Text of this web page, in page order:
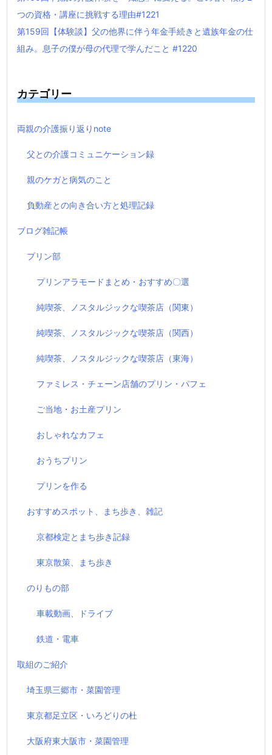
つの資格・講座に挑戦する理由#1221
第159回【体験談】父の他界に伴う年金手続きと遺族年金の仕
組み。息子の僕が母の代理で学んだこと #1220
カテゴリー
両親の介護振り返りnote
父との介護コミュニケーション録
親のケガと病気のこと
負動産との向き合い方と処理記録
ブログ雑記帳
プリン部
プリンアラモードまとめ・おすすめ〇選
純喫茶、ノスタルジックな喫茶店（関東）
純喫茶、ノスタルジックな喫茶店（関西）
純喫茶、ノスタルジックな喫茶店（東海）
ファミレス・チェーン店舗のプリン・パフェ
ご当地・お土産プリン
おしゃれなカフェ
おうちプリン
プリンを作る
おすすめスポット、まち歩き、雑記
京都検定とまち歩き記録
東京散策、まち歩き
のりもの部
車載動画、ドライブ
鉄道・電車
取組のご紹介
埼玉県三郷市・菜園管理
東京都足立区・いろどりの杜
大阪府東大阪市・菜園管理